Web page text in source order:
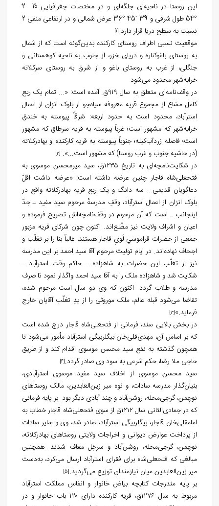
این روستا در ناحیه‌ای جلگه‌ای و در مختصات جغرافیایی 10ً 2َ
°54 طول شرقی و 39ً َ45 °36 عرض شمالی و در ارتفاعی منفی 2
نسبت به سطح دریا قرار دارد.[1]
موقعیت نسبی اطراف روستای کارکنده بدین‌گونه است که از شمال
به روستای باغوکناره و دریای خزر، از جنوب به ناحیه کوهستانی و
جنگلی، از غرب به روستای باغو و از شرق به روستای سرکلاته
خرابه‌شهر محدود می‌شود.
در وقف‌نامه‌ای متعلق به سال ۹۱۹ق. آمده است: «... تمام یک ربع
کامل مشاع از مجموع قریه معروفه سیاه‌جو از بلوک انزان از اعمال
استرآباد، محدود است به حدود اربعه: شرقاً پیوسته به خندق
خرابه‌شهر که مشهور است؛ غرباً پیوسته به قریه سرطاق که مشهور
است؛ فاصله زردآب‌کیله؛ جنوباً پیوسته به قریه کارکنده و بهادرکلاته
(در حاشیه جنوب و غرب روستا) که مشهور است...». [2]
در شکایت‌نامچه‌ای به تاریخ ۱۲۳۵ق، سید میرمحسن موسوی به
فتحعلی‌شاه قاجار چنین عرضه داشته است: «عرضه داشت اقلّ
دعاگویان قدیمی... سه دانگ و یک ربع قریه بهادرکلاته واقع در
بلوک انزان از اعمال استرآباد، وقفِ مدرسهٔ مرحوم سید مفید ـ جدّ
اینجانب ـ است که آن مرحوم در وقف‌نامچه‌اش تصریح فرموده و
اعیان و اشراف ولایت نیز مطّلع‌اند. اکنون چون شرکای قریه مزبور
جمعی از حضرات قراموسیِ لَویِ قاجار هستند، غالباً بنا را بر تغلّب و
اجحاف نهاده‌اند. در ایام تولیت مرحوم آقا سید احمد بر این مدرسه
نیز از تغلّب این حضرات به شاهزاده ـ حاکم وقت استرآباد ـ
شکایت شد و شاهزاده ملک را به آقا سید احمد واگذار نمود تا صرف
مدرسه و طلاب گردد. اکنون که وی دو سال است مرحوم شده،
تقاضا می‌شود قبله عالم، ملک موروثی را از یدِ تغلّب آقایان خارج
فرماید.»[3]
در بخش بالایی سند، فرمانی از فتحعلی‌شاه قاجار درج شده است
که بر اساس آن، مهدی‌قلی‌خان بیگلربیگی استرآباد مأمور می‌شود تا
همچون گذشته به نفع سید محسن موسوی اقدام کند و از طریق
حاجی ملا رضا، حکم شرعی به سود وی صادر گردد.[4]
سید محسن موسوی از اخلاف سید مفید موسوی استرآبادی،
بنیان‌گذار مدرسه سادات، و نوه میر زین‌العابدین، مالک روستاهای
نوچمن، گرجی‌محله، روشن‌آباد و چند آبادی دیگر بود. بر پایه فرمانی
که در جمادی‌الثانی سال ۱۲۱۲ق از سوی فتحعلی‌شاه قاجار خطاب به
امامقلی‌خان قاجار، بیگلربیگی استرآباد، صادر شد، وی و سایر سادات
از پرداخت عوارض دیوانی و اخراجات ولایتی روستاهای بهادرکلاته،
نوچمن، گرجی‌محله، روشن‌آباد و سرخِل معاف شدند. همچنین
مبالغی که فتحعلی‌شاه برای فقرای استرآباد ارسال می‌کرد، به‌دست
میر زین‌العابدین میان نیازمندان توزیع می‌گردید.[5]
بر پایه مندرجات کتابچه بیاض خانوار و انفاس مملکت استرآباد
مربوط به سال ۱۲۷۶ق، قریه کارکنده دارای ۱۲۰ باب خانوار و در